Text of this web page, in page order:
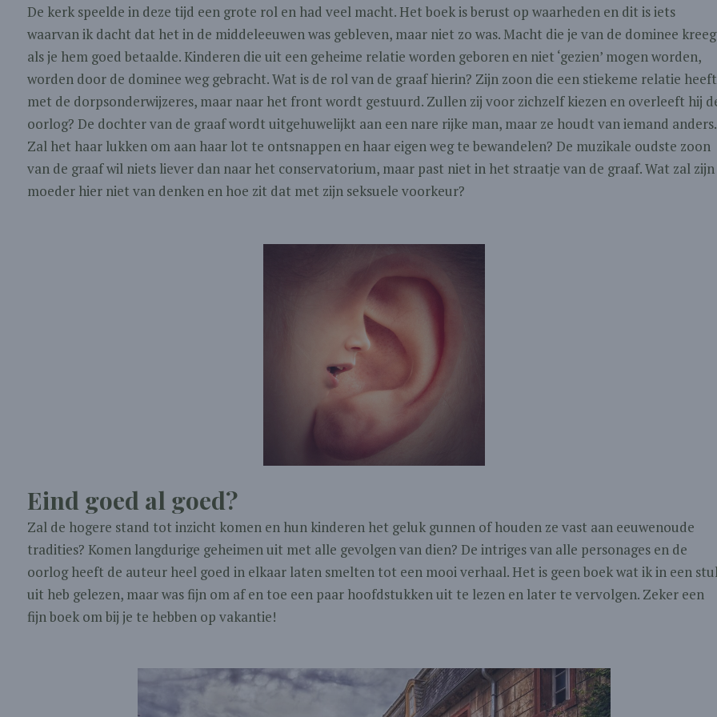
De kerk speelde in deze tijd een grote rol en had veel macht. Het boek is berust op waarheden en dit is iets
waarvan ik dacht dat het in de middeleeuwen was gebleven, maar niet zo was. Macht die je van de dominee kreeg
als je hem goed betaalde. Kinderen die uit een geheime relatie worden geboren en niet ‘gezien’ mogen worden,
worden door de dominee weg gebracht. Wat is de rol van de graaf hierin? Zijn zoon die een stiekeme relatie heeft
met de dorpsonderwijzeres, maar naar het front wordt gestuurd. Zullen zij voor zichzelf kiezen en overleeft hij
oorlog? De dochter van de graaf wordt uitgehuwelijkt aan een nare rijke man, maar ze houdt van iemand anders.
Zal het haar lukken om aan haar lot te ontsnappen en haar eigen weg te bewandelen? De muzikale oudste zoon
van de graaf wil niets liever dan naar het conservatorium, maar past niet in het straatje van de graaf. Wat zal zijn
moeder hier niet van denken en hoe zit dat met zijn seksuele voorkeur?
Eind goed al goed?
Zal de hogere stand tot inzicht komen en hun kinderen het geluk gunnen of houden ze vast aan eeuwenoude
tradities? Komen langdurige geheimen uit met alle gevolgen van dien? De intriges van alle personages en de
oorlog heeft de auteur heel goed in elkaar laten smelten tot een mooi verhaal. Het is geen boek wat ik in een
uit heb gelezen, maar was fijn om af en toe een paar hoofdstukken uit te lezen en later te vervolgen. Zeker een
fijn boek om bij je te hebben op vakantie!